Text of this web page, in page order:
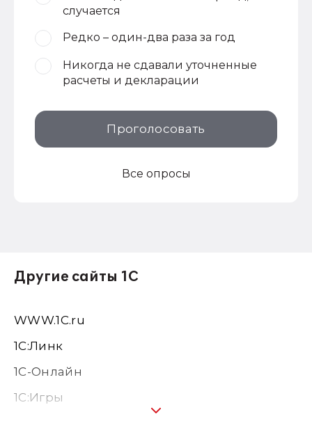
случается
Редко – один-два раза за год
Никогда не сдавали уточненные
расчеты и декларации
Проголосовать
Все опросы
Другие сайты 1С
WWW.1С.ru
1С:Линк
1С-Онлайн
1C:Игры